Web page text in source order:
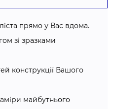
ТВ без сонячних відблисків,
великому вибору тканин
можна створити стиль на
для різних за
для офісу, так і для дому);
з яких виготовляють
прямо у Вас вдома.
зі зразками
конструкції Вашого
майбутнього